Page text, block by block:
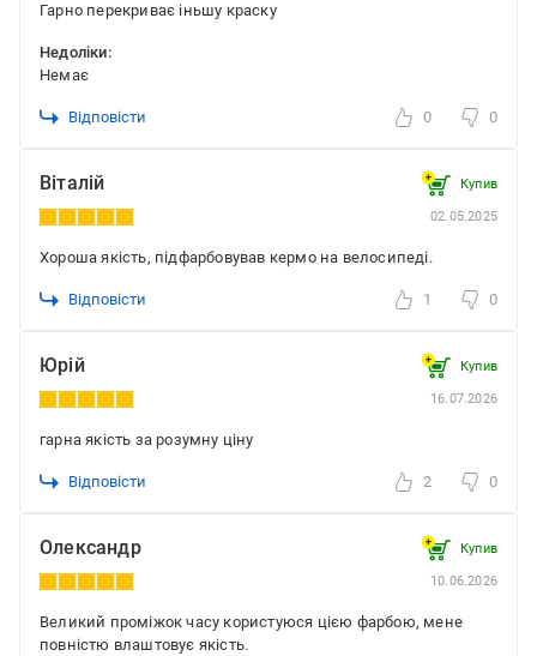
Гарно перекриває іньшу краску
Недоліки:
Немає
Відповісти 0 0
Віталій Купив
02.05.2025
Хороша якість, підфарбовував кермо на велосипеді.
Відповісти 1 0
Юрій Купив
16.07.2026
гарна якість за розумну ціну
Відповісти 2 0
Олександр Купив
10.06.2026
Великий проміжок часу користуюся цією фарбою, мене
повністю влаштовує якість.